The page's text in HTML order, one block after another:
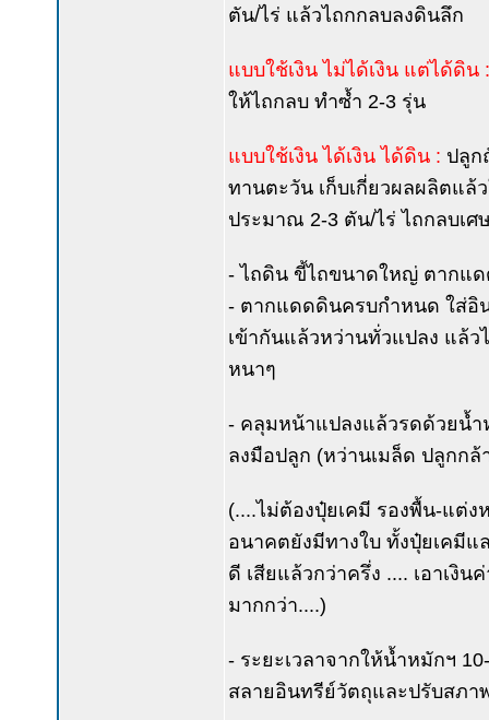
ตัน/ไร่ แล้วไถกกลบลงดินลึก
แบบใช้เงิน ไม่ได้เงิน แต่ได้ดิน :
ให้ไถกลบ ทำซ้ำ 2-3 รุ่น
แบบใช้เงิน ได้เงิน ได้ดิน : ปลูก
ทานตะวัน เก็บเกี่ยวผลผลิตแ
ประมาณ 2-3 ตัน/ไร่ ไถกลบเ
- ไถดิน ขี้ไถขนาดใหญ่ ตากแ
- ตากแดดดินครบกำหนด ใส่อิ
เข้ากันแล้วหว่านทั่วแปลง แล้
หนาๆ
- คลุมหน้าแปลงแล้วรดด้วยน้ำ
ลงมือปลูก (หว่านเมล็ด ปลูกกล้
(....ไม่ต้องปุ๋ยเคมี รองพื้น-แต่ง
อนาคตยังมีทางใบ ทั้งปุ๋ยเคมี
ดี เสียแล้วกว่าครึ่ง .... เอาเงิ
มากกว่า....)
- ระยะเวลาจากให้น้ำหมักฯ
สลายอินทรีย์วัตถุและปรับสภา